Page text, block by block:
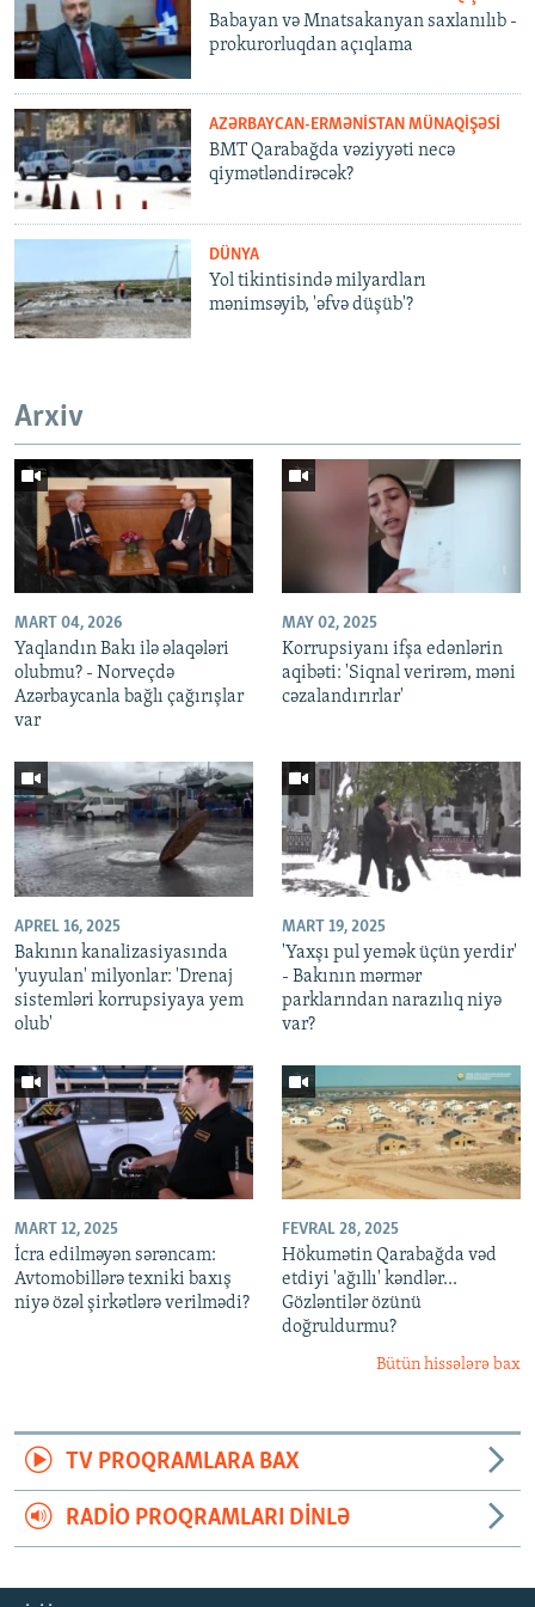
Babayan və Mnatsakanyan saxlanılıb -
prokurorluqdan açıqlama
AZƏRBAYCAN-ERMƏNISTAN MÜNAQIŞƏSI
BMT Qarabağda vəziyyəti necə
qiymətləndirəcək?
DÜNYA
Yol tikintisində milyardları
mənimsəyib, 'əfvə düşüb'?
Arxiv
MART 04, 2026
Yaqlandın Bakı ilə əlaqələri
olubmu? - Norveçdə
Azərbaycanla bağlı çağırışlar
var
MAY 02, 2025
Korrupsiyanı ifşa edənlərin
aqibəti: 'Siqnal verirəm, məni
cəzalandırırlar'
APREL 16, 2025
Bakının kanalizasiyasında
'yuyulan' milyonlar: 'Drenaj
sistemləri korrupsiyaya yem
olub'
MART 19, 2025
'Yaxşı pul yemək üçün yerdir'
- Bakının mərmər
parklarından narazılıq niyə
var?
MART 12, 2025
İcra edilməyən sərəncam:
Avtomobillərə texniki baxış
niyə özəl şirkətlərə verilmədi?
FEVRAL 28, 2025
Hökumətin Qarabağda vəd
etdiyi 'ağıllı' kəndlər...
Gözləntilər özünü
doğruldurmu?
Bütün hissələrə bax
TV PROQRAMLARA BAX
RADIO PROQRAMLARI DINLƏ